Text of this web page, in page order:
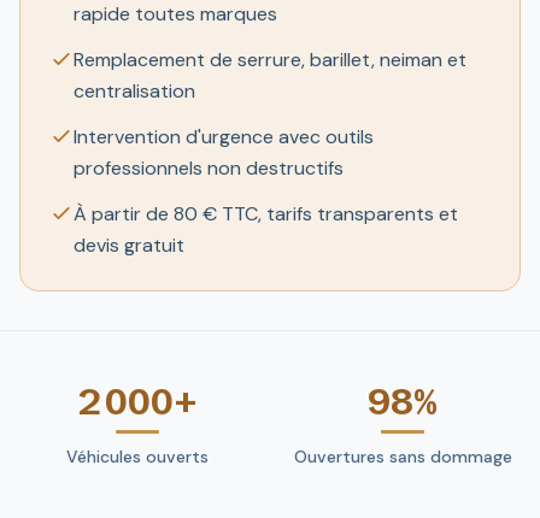
rapide toutes marques
Remplacement de serrure, barillet, neiman et
centralisation
Intervention d'urgence avec outils
professionnels non destructifs
À partir de 80 € TTC, tarifs transparents et
devis gratuit
2 000+
Véhicules ouverts
98%
Ouvertures sans dommage